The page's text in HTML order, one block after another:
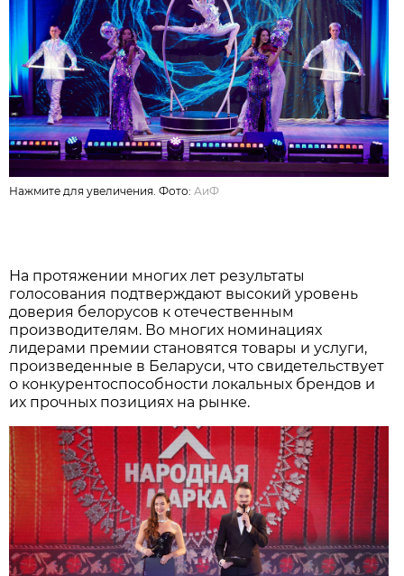
Нажмите для увеличения. Фото: АиФ
На протяжении многих лет результаты
голосования подтверждают высокий уровень
доверия белорусов к отечественным
производителям. Во многих номинациях
лидерами премии становятся товары и услуги,
произведенные в Беларуси, что свидетельствует
о конкурентоспособности локальных брендов и
их прочных позициях на рынке.